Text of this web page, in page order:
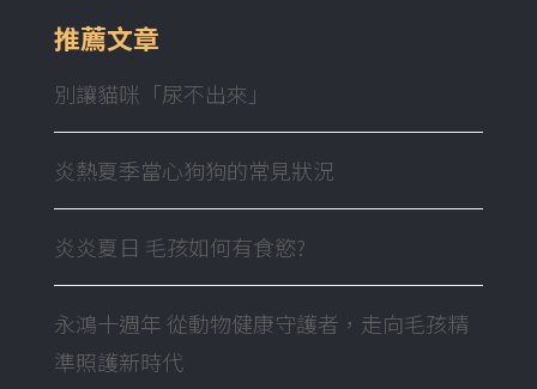
推薦文章
別讓貓咪「尿不出來」
炎熱夏季當心狗狗的常見狀況
炎炎夏日 毛孩如何有食慾?
永鴻十週年 從動物健康守護者，走向毛孩精
準照護新時代